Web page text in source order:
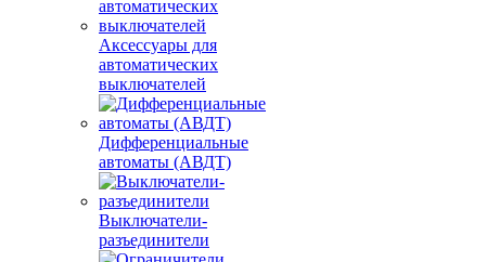
Аксессуары для
автоматических
выключателей
Дифференциальные
автоматы (АВДТ)
Выключатели-
разъединители